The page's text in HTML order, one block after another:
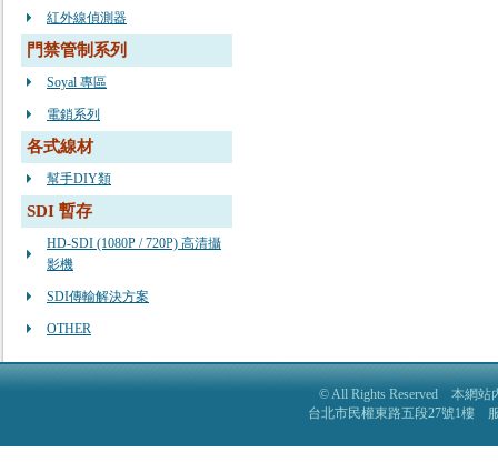
紅外線偵測器
門禁管制系列
Soyal 專區
電鎖系列
各式線材
幫手DIY類
SDI 暫存
HD-SDI (1080P / 720P) 高清攝
影機
SDI傳輸解決方案
OTHER
© All Rights Reserved 本網站
台北市民權東路五段27號1樓